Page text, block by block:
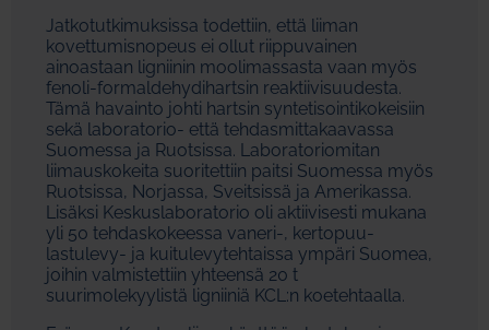
Jatkotutkimuksissa todettiin, että liiman
kovettumisnopeus ei ollut riippuvainen
ainoastaan ligniinin moolimassasta vaan myös
fenoli-formaldehydihartsin reaktiivisuudesta.
Tämä havainto johti hartsin syntetisointikokeisiin
sekä laboratorio- että tehdasmittakaavassa
Suomessa ja Ruotsissa. Laboratoriomitan
liimauskokeita suoritettiin paitsi Suomessa myös
Ruotsissa, Norjassa, Sveitsissä ja Amerikassa.
Lisäksi Keskuslaboratorio oli aktiivisesti mukana
yli 50 tehdaskokeessa vaneri-, kertopuu-
lastulevy- ja kuitulevytehtaissa ympäri Suomea,
joihin valmistettiin yhteensä 20 t
suurimolekyylistä ligniiniä KCL:n koetehtaalla.